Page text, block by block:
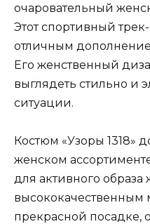
очаровательный
Этот спортивный
отличным
Его женственный
выглядеть стильно и
ситуации.
Костюм «Узоры 1318»
женском
для активного образа
высококачественным
прекрасной посадке,